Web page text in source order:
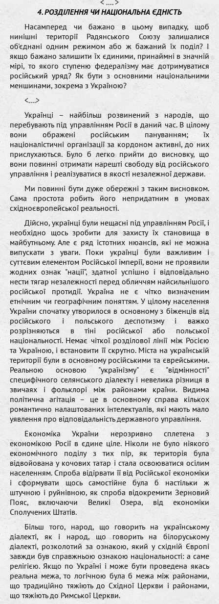
4. РОЗДІЛЕННЯ ЧИ НАЦІОНАЛЬНА ЄДНІСТЬ
Насамперед чи бажано в цьому випадку, щоб
нинішні території Радянського Союзу залишалися
об'єднані одним режимом або ж бажаний їх поділ? І
якщо бажано залишити їх єдиними, принаймні в значній
мірі, то якого ступеню федералізму має дотримуватися
російський уряд? Як бути з основними національними
меншинами, зокрема з Україною?
<....>
Українці – найбільш розвинений з народів, що
перебувають під управлінням Росії в даний час. В цілому
вони ображені російським пануванням; їх
націоналістичні організації за кордоном активні, до них
прислухаються. Було б легко прийти до висновку, що
вони повинні отримати нарешті свободу від російського
управління і реалізуватися в якості незалежної держави.
Ми повинні бути дуже обережні з таким висновком.
Сама простота робить його непридатним в умовах
східноєвропейської реальності.
Дійсно, українці були нещасні під управлінням Росії, і
необхідно щось зробити для захисту їх становища в
майбутньому. Але є ряд істотних нюансів, які не можна
випускати з уваги. Поки українці були важливим і
суттєвим елементом Російської імперії, вони не проявили
жодних ознак "нації", здатної успішно і відповідально
нести тягар незалежності перед обличчям найсильнішого
російської протидії. Україна не є чітко визначеним
етнічним чи географічним поняттям. У цілому населення
України спочатку утворилося в основному з біженців від
російського і польського деспотизму і важко
розрізняються в тіні російської або польської
національності. Немає чіткої розділової лінії між Росією
та Україною, і встановити її скрутно. Міста на українській
території були в основному російськими та єврейськими.
Реальною основою "українізму" є "відмінності"
специфічного селянського діалекту і невелика різниця в
звичаях і фольклорі між районами країни. Видима
політична агітація – це в основному справа кількох
романтично налаштованих інтелектуалів, які мають мало
уявлення про відповідальність державного управління.
Економіка України нерозривно сплетена з
економікою Росії в єдине ціле. Ніколи не було ніякого
економічного поділу з тих пір, як територія була
відвойована у кочових татар і стала освоюватися осілим
населенням. Спроба відірвати її від Російської економіки
і сформувати щось самостійне була б настільки ж
штучною і руйнівною, як спроба відокремити Зерновий
Пояс, включаючи Великі Озера, від економіки
Сполучених Штатів.
Більш того, народ, що говорить на українському
діалекті, як і народ, що говорить на білоруському
діалекті, розколотий за ознакою, який у східній Європі
завжди був справжньою ознакою національності: а саме
релігією. Якщо по Україні і може бути проведена якась
реальна межа, то логічною була б межа між районами,
що традиційно тяжіють до Східної Церкви і районами,
що тяжіють до Римської Церкви.